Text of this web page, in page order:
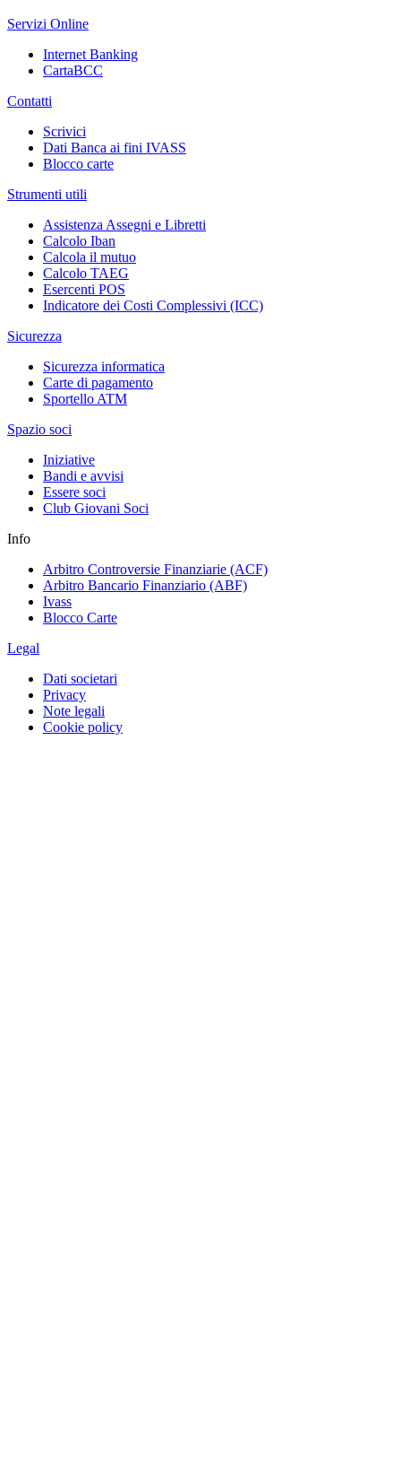
Servizi Online
Internet Banking
CartaBCC
Contatti
Scrivici
Dati Banca ai fini IVASS
Blocco carte
Strumenti utili
Assistenza Assegni e Libretti
Calcolo Iban
Calcola il mutuo
Calcolo TAEG
Esercenti POS
Indicatore dei Costi Complessivi (ICC)
Sicurezza
Sicurezza informatica
Carte di pagamento
Sportello ATM
Spazio soci
Iniziative
Bandi e avvisi
Essere soci
Club Giovani Soci
Info
Arbitro Controversie Finanziarie (ACF)
Arbitro Bancario Finanziario (ABF)
Ivass
Blocco Carte
Legal
Dati societari
Privacy
Note legali
Cookie policy